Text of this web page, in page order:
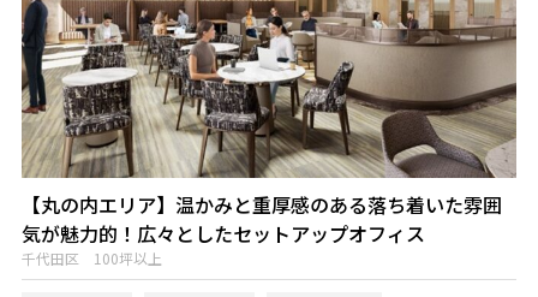
【丸の内エリア】温かみと重厚感のある落ち着いた雰囲
気が魅力的！広々としたセットアップオフィス
千代田区 100坪以上